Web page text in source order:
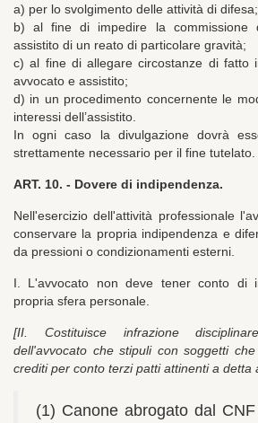
a) per lo svolgimento delle attività di difesa;
b) al fine di impedire la commissione
assistito di un reato di particolare gravità;
c) al fine di allegare circostanze di fatto
avvocato e assistito;
d) in un procedimento concernente le
interessi dell’assistito.
In ogni caso la divulgazione dovrà
strettamente necessario per il fine tutelato.
ART. 10. - Dovere di indipendenza.
Nell'esercizio dell'attività professionale
conservare la propria indipendenza e
da pressioni o condizionamenti esterni.
I. L'avvocato non deve tener conto di
propria sfera personale.
[II. Costituisce infrazione
dell'avvocato che stipuli con soggetti
crediti per conto terzi patti attinenti a detta
(1) Canone abrogato dal